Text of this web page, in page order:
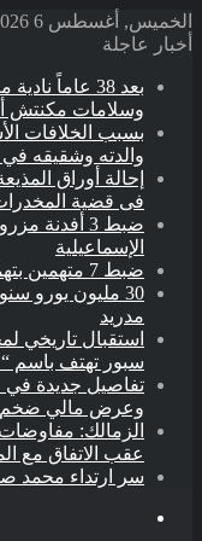
الخميس, أغسطس 6 2026
أخبار عاجلة
بعد 38 عاماً
وسلامات مكنتش
بسبب الخلافات
والدته وشقيقه في
فى قضية
الإسماعيلية
ضبط 7 متهمين بتهمة حجب السجائر المهربة تمهيدًا لبيعها
30 مليون يورو
مدريد
استقبال تاريخي
سبور تهتف باسم
تفاصيل جديدة
وعرض مالي ضخم
الزمالك:
عقب الاتفاق مع
سر ارتداء محمد